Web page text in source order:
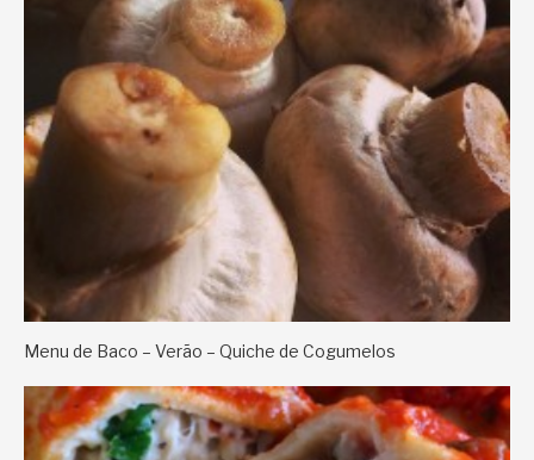
Menu de Baco – Verão – Quiche de Cogumelos